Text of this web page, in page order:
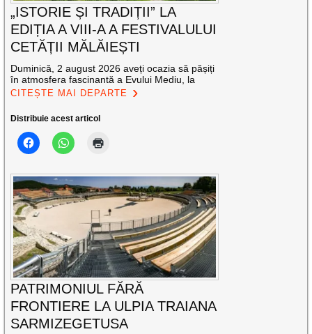
„ISTORIE ȘI TRADIȚII” LA
EDIȚIA A VIII-A A FESTIVALULUI
CETĂȚII MĂLĂIEȘTI
Duminică, 2 august 2026 aveți ocazia să pășiți
în atmosfera fascinantă a Evului Mediu, la
CITEȘTE MAI DEPARTE
Distribuie acest articol
PATRIMONIUL FĂRĂ
FRONTIERE LA ULPIA TRAIANA
SARMIZEGETUSA